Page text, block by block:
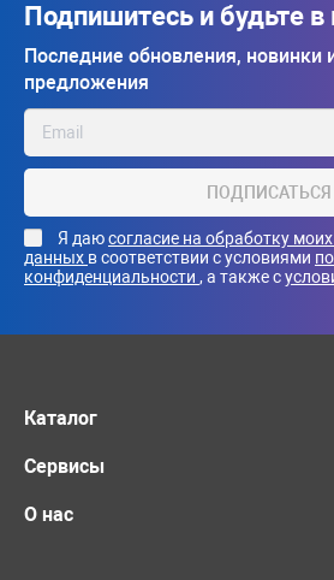
Подпишитесь и будьте в
Последние обновления, новинки
предложения
ПОДПИСАТЬСЯ
Я даюсогласие на обработку
данных в соответствии с условиями
конфиденциальности , а также с
Каталог
Сервисы
О нас